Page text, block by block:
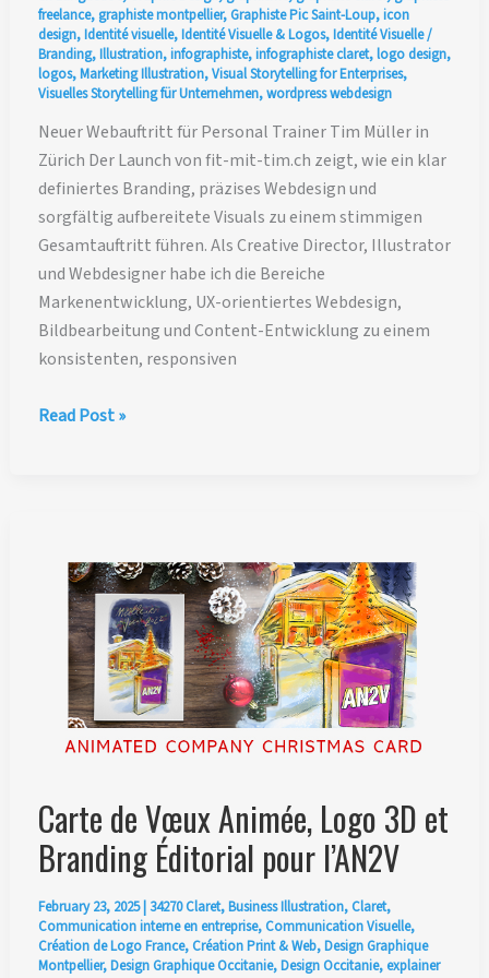
freelance, graphiste montpellier, Graphiste Pic Saint-Loup,icon
design,Identité visuelle,Identité Visuelle & Logos,Identité Visuelle /
Branding,Illustration,infographiste,infographiste claret,logo design,
logos,Marketing Illustration,Visual Storytelling for Enterprises,
Visuelles Storytelling für Unternehmen,wordpress webdesign
Neuer Webauftritt für Personal Trainer Tim Müller in
Zürich Der Launch von fit-mit-tim.ch zeigt, wie ein klar
definiertes Branding, präzises Webdesign und
sorgfältig aufbereitete Visuals zu einem stimmigen
Gesamtauftritt führen. Als Creative Director, Illustrator
und Webdesigner habe ich die Bereiche
Markenentwicklung, UX-orientiertes Webdesign,
Bildbearbeitung und Content-Entwicklung zu einem
konsistenten, responsiven
Neuer
Müller
Zürich
Read Post »
Carte de Vœux Animée, Logo 3D et
Branding Éditorial pour l’AN2V
February 23, 2025 34270 Claret,Business Illustration, Claret,
Communication interne en entreprise, Communication Visuelle,
Création de Logo France, Création Print & Web,Design Graphique
Montpellier,Design Graphique Occitanie,Design Occitanie, explainer